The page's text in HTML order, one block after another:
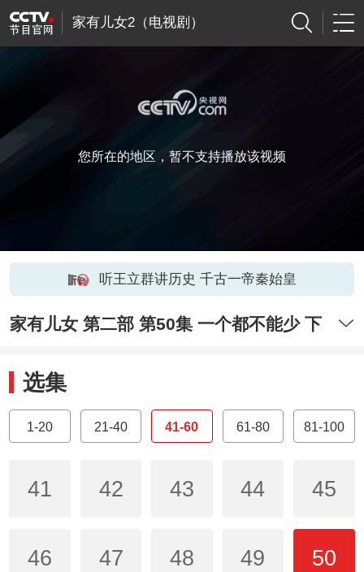
家有儿女2（电视剧）
您所在的地区，暂不支持播放该视频
听王立群讲历史 千古一帝秦始皇
家有儿女 第二部 第50集 一个都不能少 下
选集
1-20 21-40 41-60 61-80 81-100
41 42 43 44 45
46 47 48 49 50